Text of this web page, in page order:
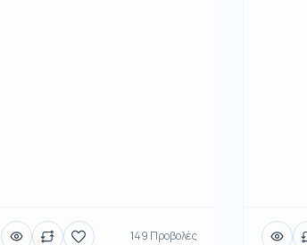
149 Προβολές